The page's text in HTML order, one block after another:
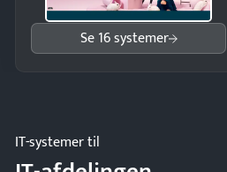
Se 16 systemer
IT-systemer til